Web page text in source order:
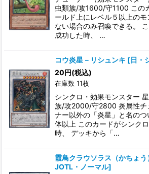
虫類族/攻1600/守1100 この
ールド上にレベル５以上の
ない場合のみ召喚できる。
成功した時、 …
コウ炎星－リシュンキ [日・
20円(税込)
在庫数 11枚
シンクロ・効果モンスター
族/攻2000/守2800 炎属性チ
ナー以外の「炎星」と名のつ
体以上 このカードがシンク
時、 デッキから「…
霞鳥クラウソラス（かちょう
JOTL・ノーマル]